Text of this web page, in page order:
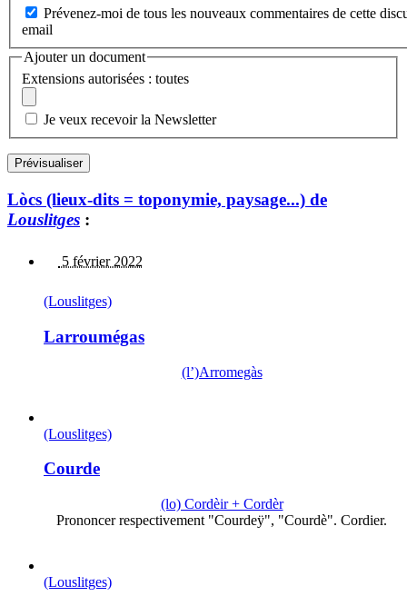
Prévenez-moi de tous les nouveaux commentaires de cette
email
Ajouter un document
Extensions autorisées : toutes
Je veux recevoir la Newsletter
Lòcs (lieux-dits = toponymie, paysage...) de
Louslitges :
5 février 2022
(Louslitges)
Larroumégas
(l’)Arromegàs
(Louslitges)
Courde
(lo) Cordèir + Cordèr
Prononcer respectivement "Courdeÿ", "Courdè". Cordier.
(Louslitges)